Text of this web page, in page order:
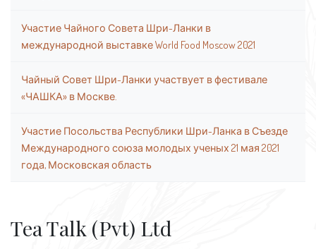
Участие Чайного Совета Шри-Ланки в
международной выставке World Food Moscow 2021
Чайный Совет Шри-Ланки участвует в фестивале
«ЧАШКА» в Москве.
Участие Посольства Республики Шри-Ланка в Съезде
Международного союза молодых ученых 21 мая 2021
года, Московская область
Tea Talk (Pvt) Ltd